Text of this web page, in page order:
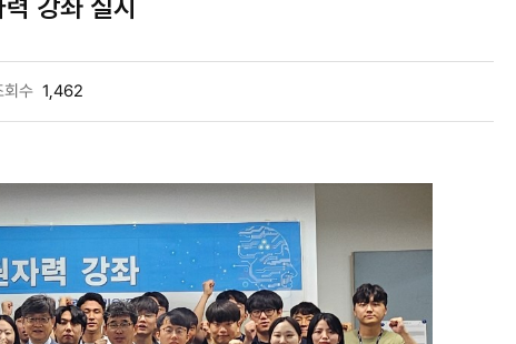
강좌 실시
회수 1,462